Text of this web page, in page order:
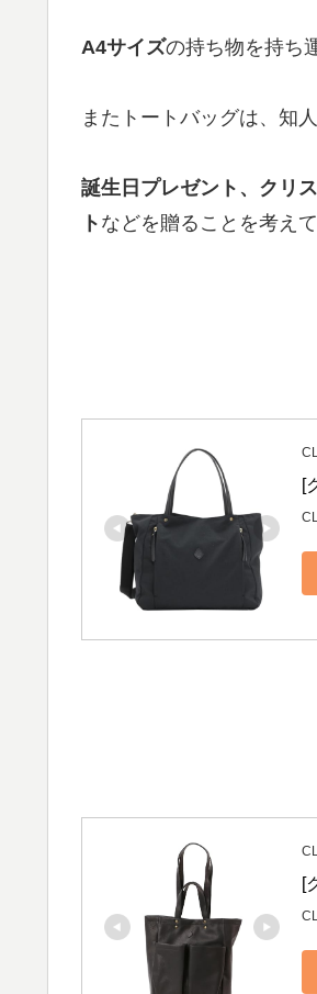
A4サイズの持ち物を持ち
またトートバッグは、知
誕生日プレゼント、クリ
ト などを贈ることを考え
[
[